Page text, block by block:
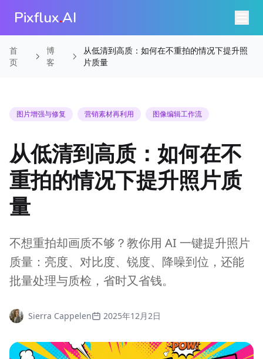
Pixflux.AI
首
页
博
客
从低清到高质：如何在不重拍的情况下提升照
片质量
图片增强与修复 营销素材再利用 图像编辑工作流
从低清到高质：如何在不
重拍的情况下提升照片质
量
不想重拍却画质不够？教你用 AI 一键提升照片
质量：亮度、对比度、锐度、降噪到位，还能
批量处理与质检，省时又省钱。
Sierra Cappelen 2025年12月2日